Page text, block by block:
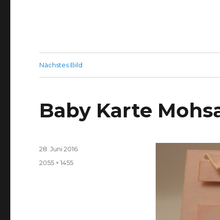
Nächstes Bild
Baby Karte
Veröffentlicht
28. Juni 2016
Volle
2055 × 1455